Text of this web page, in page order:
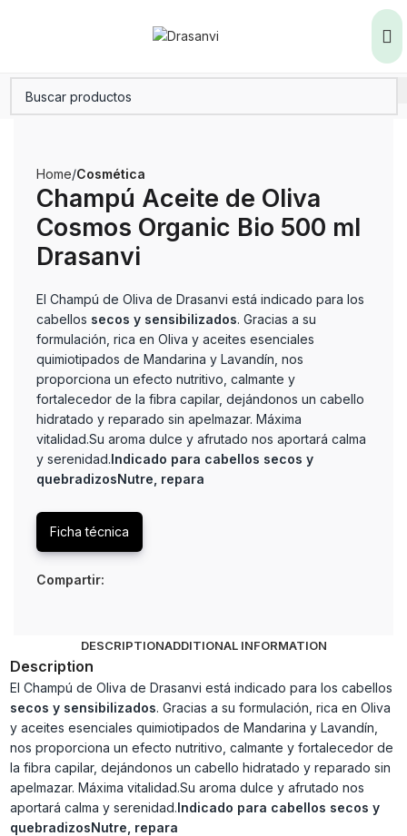
Home Cosmética
Champú Aceite de Oliva
Cosmos Organic Bio 500 ml
Drasanvi
El Champú de Oliva de Drasanvi está indicado para los
cabellos secos y sensibilizados. Gracias a su
formulación, rica en Oliva y aceites esenciales
quimiotipados de Mandarina y Lavandín, nos
proporciona un efecto nutritivo, calmante y
fortalecedor de la fibra capilar, dejándonos un cabello
hidratado y reparado sin apelmazar. Máxima
vitalidad.Su aroma dulce y afrutado nos aportará calma
y serenidad.Indicado para cabellos secos y
quebradizosNutre, repara
Ficha técnica
Compartir:
DESCRIPTIONADDITIONAL INFORMATION
Description
El Champú de Oliva de Drasanvi está indicado para los cabellos
secos y sensibilizados. Gracias a su formulación, rica en Oliva
y aceites esenciales quimiotipados de Mandarina y Lavandín,
nos proporciona un efecto nutritivo, calmante y fortalecedor de
la fibra capilar, dejándonos un cabello hidratado y reparado sin
apelmazar. Máxima vitalidad.Su aroma dulce y afrutado nos
aportará calma y serenidad.Indicado para cabellos secos y
quebradizosNutre, repara